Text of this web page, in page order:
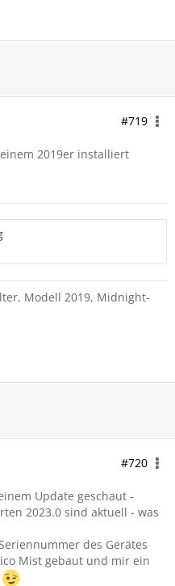
#719
2019er installiert
Modell 2019, Midnight-
#720
Update geschaut -
2023.0 sind aktuell - was
des Gerätes
Mist gebaut und mir ein